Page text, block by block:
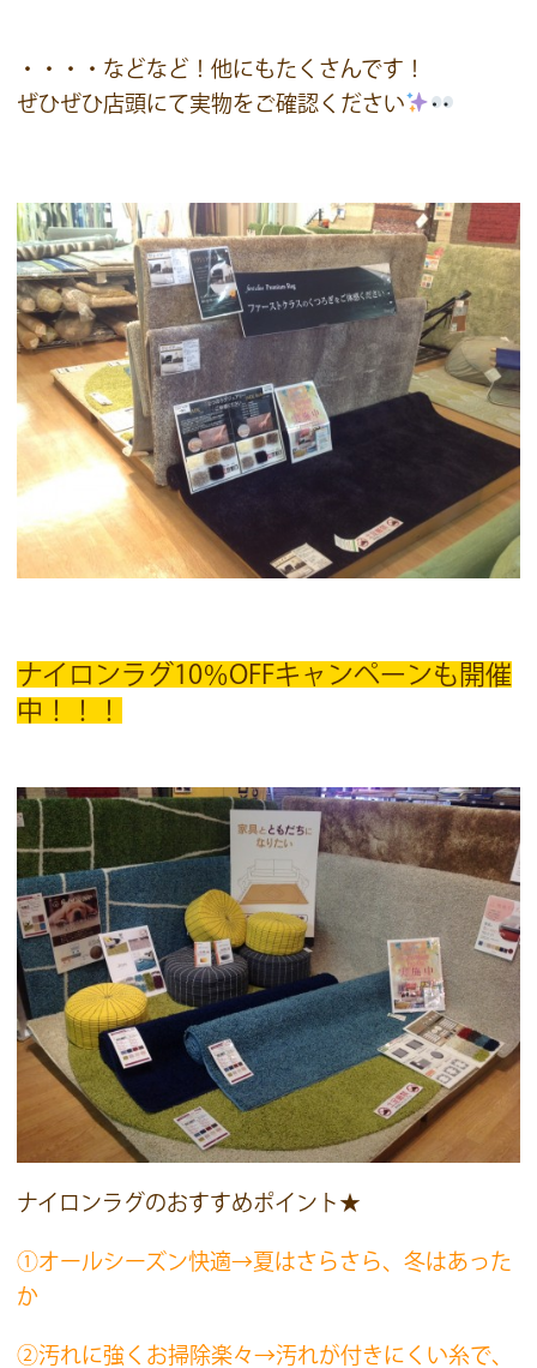
・・・・などなど！他にもたくさんです！
ぜひぜひ店頭にて実物をご確認ください
ナイロンラグ10％OFFキャンペーンも開催
中！！！
ナイロンラグのおすすめポイント★
①オールシーズン快適→夏はさらさら、冬はあった
か
②汚れに強くお掃除楽々→汚れが付きにくい糸で、